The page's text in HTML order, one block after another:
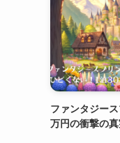
ファンタジー
万円の衝撃の真